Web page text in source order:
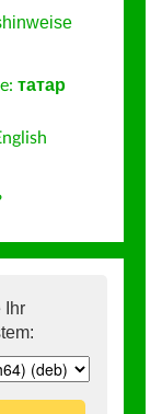
татар
Ihr